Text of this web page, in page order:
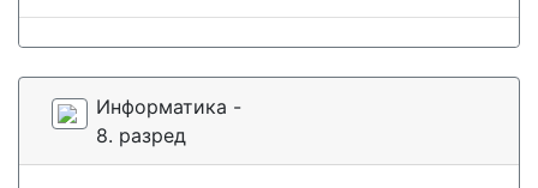
Информатика -
8. разред